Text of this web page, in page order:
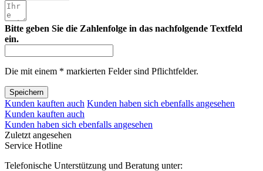
Bitte geben Sie die Zahlenfolge in das nachfolgende Textfeld
ein.
Die mit einem * markierten Felder sind Pflichtfelder.
Speichern
Kunden kauften auch Kunden haben sich ebenfalls angesehen
Kunden kauften auch
Kunden haben sich ebenfalls angesehen
Zuletzt angesehen
Service Hotline
Telefonische Unterstützung und Beratung unter: